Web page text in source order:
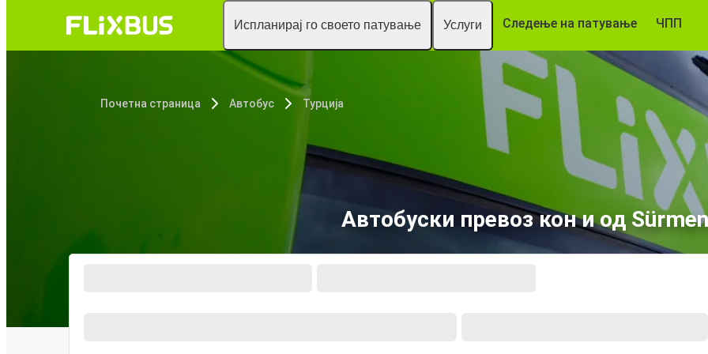
Испланирај го своето патување Услуги Следење на патување ЧПП
Почетна страница Автобус Турција
Автобуски превоз кон и од